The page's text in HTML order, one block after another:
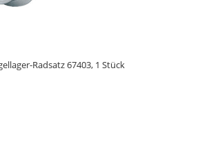
Radsatz 67403, 1 Stück